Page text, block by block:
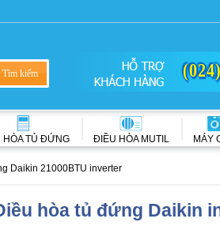
HÒA TỦ ĐỨNG ĐIỀU HÒA MUTIL MÁY
Daikin 21000BTU inverter
hòa tủ đứng Daikin